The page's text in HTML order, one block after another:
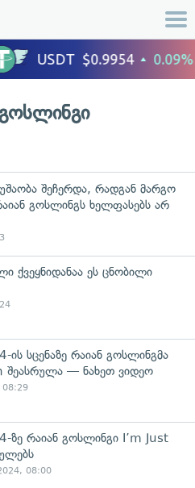
შეჩერდა, რადგან მარგო
გოსლინგს ხელფასებს არ
ქვეყნიდანაა ეს ცნობილი
ის სცენაზე რაიან გოსლინგმა
შეასრულა — ნახეთ ვიდეო
08:29
ზე რაიან გოსლინგი I’m Just
08:00